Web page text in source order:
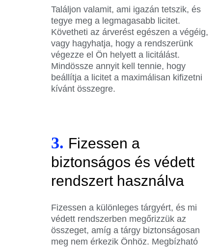
Találjon valamit, ami igazán tetszik, és
tegye meg a legmagasabb licitet.
Követheti az árverést egészen a végéig,
vagy hagyhatja, hogy a rendszerünk
végezze el Ön helyett a licitálást.
Mindössze annyit kell tennie, hogy
beállítja a licitet a maximálisan kifizetni
kívánt összegre.
3. Fizessen a
biztonságos és védett
rendszert használva
Fizessen a különleges tárgyért, és mi
védett rendszerben megőrizzük az
összeget, amíg a tárgy biztonságosan
meg nem érkezik Önhöz. Megbízható